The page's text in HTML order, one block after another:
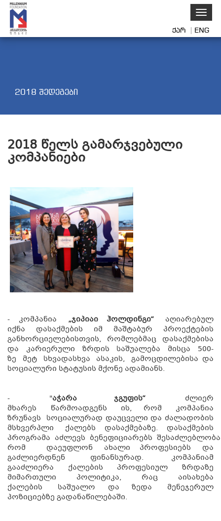
ქარ ENG
2018 შედეგები
2018 წელს გამარჯვებული
კომპანიები
- კომპანია „ჯიპიაი ჰოლდინგი“ აღიარებულ
იქნა დასაქმების იმ მაშტაბურ პროექტების
განხორციელებისთვის, რომლებმაც დასაქმებისა
და კარიერული ზრდის საშუალება მისცა 500-
ზე მეტ სხვადასხვა ასაკის, გამოცდილებისა და
სოციალური სტატუსის მქონე ადამიანს.
- "აჭარა ჯგუფის“ ძლიერ
მხარეს წარმოადგენს ის, რომ კომპანია
ზრუნავს სოციალურად დაუცველი და ძალადობის
მსხვერპლი ქალებს დასაქმებაზე. დასაქმების
პროგრამა აძლევს ბენეფიციარებს
რომ დაეუფლონ ახალი პროფესიებს და
გაძლიერდნენ ფინანსურად. კომპანიამ
გააძლიერა ქალების პროფესიულ ზრდაზე
მიმართული პოლიტიკა, რაც აისახება
ქალების საშუალო და ზედა მენეჯერულ
პოზიციებზე გადანაწილებაში.